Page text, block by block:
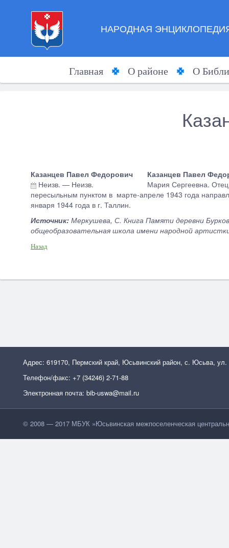
НАРОДНАЯ
Главная О районе О
Казанцев Павел Федорович
Неизв. — Неизв.
Казанцев Павел
Мария Сергеевна.
пересыльным пунктом в марте-апреле 1943 года
января 1944 года в г. Таллин.
Источник: Меркушева, С. Книга Памяти деревни
общеобразовательная школа имени народной
Назад
Адрес: 619170, Пермский край, Юсьвинский район, с. Юсьва, ул.
Телефон/факс: +7 (34246) 2-71-88
Электронная почта: bib-uswa@mail.ru
© 2008 — 2017 МБУК »Юсьвинская межпоселенческая